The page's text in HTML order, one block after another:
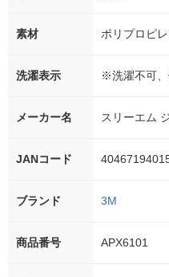
素材 ポリプロピ
洗濯表示 ※洗濯不可
メーカー名 スリーエム
JANコード
ブランド 3M
商品番号 APX6101